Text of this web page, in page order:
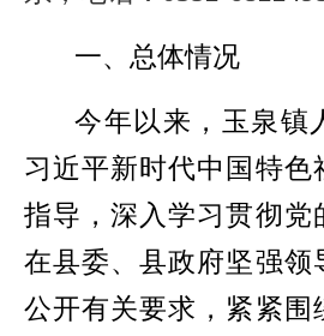
一、总体情况
今年以来，玉泉镇
习近平新时代中国特色
指导，深入学习贯彻党
在县委、县政府坚强领
公开有关要求，紧紧围